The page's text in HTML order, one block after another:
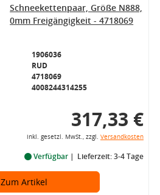
Schneekettenpaar, Größe N888,
0mm Freigängigkeit - 4718069
1906036
RUD
4718069
4008244314255
317,33 €
inkl. gesetzl. MwSt., zzgl. Versandkosten
Verfügbar Lieferzeit: 3-4 Tage
Zum Artikel